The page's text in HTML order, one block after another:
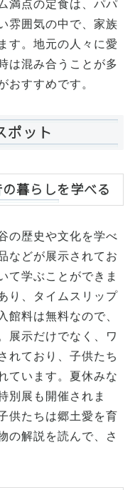
満点の定食は、パパ
雰囲気の中で、家族
す。地元の人々に愛
は混み合うことが多
おすすめです。
ポット
暮らしを学べる
の歴史や文化を学べ
などが展示されてお
て学ぶことができま
り、タイムスリップ
館料は無料なので、
展示だけでなく、ワ
れており、子供たち
ています。夏休みな
別展も開催されま
供たちは郷土愛を育
の解説を読んで、さ